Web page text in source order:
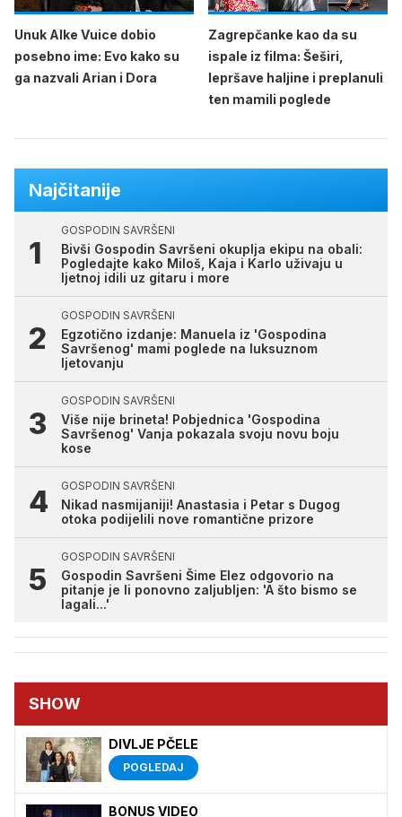
Unuk Alke Vuice dobio
posebno ime: Evo kako su
ga nazvali Arian i Dora
Zagrepčanke kao da su
ispale iz filma: Šeširi,
lepršave haljine i preplanuli
ten mamili poglede
Najčitanije
GOSPODIN SAVRŠENI
Bivši Gospodin Savršeni okuplja ekipu na obali:
Pogledajte kako Miloš, Kaja i Karlo uživaju u
ljetnoj idili uz gitaru i more
GOSPODIN SAVRŠENI
Egzotično izdanje: Manuela iz 'Gospodina
Savršenog' mami poglede na luksuznom
ljetovanju
GOSPODIN SAVRŠENI
Više nije brineta! Pobjednica 'Gospodina
Savršenog' Vanja pokazala svoju novu boju
kose
GOSPODIN SAVRŠENI
Nikad nasmijaniji! Anastasia i Petar s Dugog
otoka podijelili nove romantične prizore
GOSPODIN SAVRŠENI
Gospodin Savršeni Šime Elez odgovorio na
pitanje je li ponovno zaljubljen: 'A što bismo se
lagali...'
SHOW
DIVLJE PČELE
POGLEDAJ
BONUS VIDEO